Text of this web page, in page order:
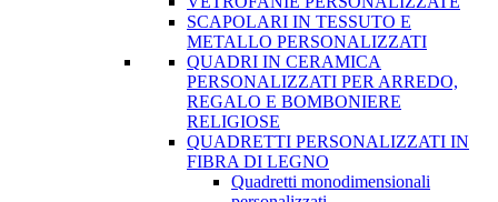
SCAPOLARI IN TESSUTO E
METALLO PERSONALIZZATI
QUADRI IN CERAMICA
PERSONALIZZATI PER ARREDO,
REGALO E BOMBONIERE
RELIGIOSE
QUADRETTI PERSONALIZZATI IN
FIBRA DI LEGNO
Quadretti monodimensionali